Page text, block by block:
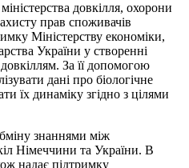
довкілля, охорони
прав споживачів
Міністерству економіки,
України у створенні
За її допомогою
дані про біологічне
їх динаміку згідно з цілями
знаннями між
Німеччини та України. В
надає підтримку